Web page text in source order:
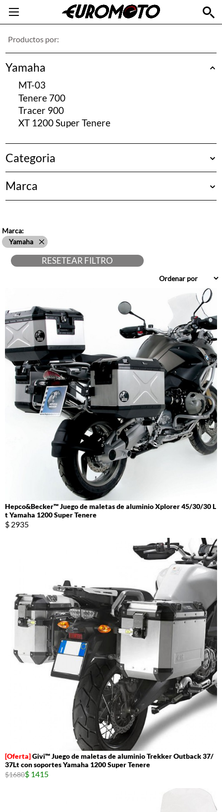
Productos por:
Yamaha
MT-03
Tenere 700
Tracer 900
XT 1200 Super Tenere
Categoria
Protección & Defensas
Equipaje, Maletas & Cajas
Luces
Marca
Bags-Connection
Hepco&Becker
SW-Motech
Touratech
Wunderlich
Marca:
Yamaha
RESETEAR FILTRO
Hepco&Becker™ Juego de maletas de aluminio Xplorer 45/30/30 L
t Yamaha 1200 Super Tenere
$ 2935
Givi™ Juego de maletas de aluminio Trekker Outback 37/
37Lt con soportes Yamaha 1200 Super Tenere
$1680$ 1415